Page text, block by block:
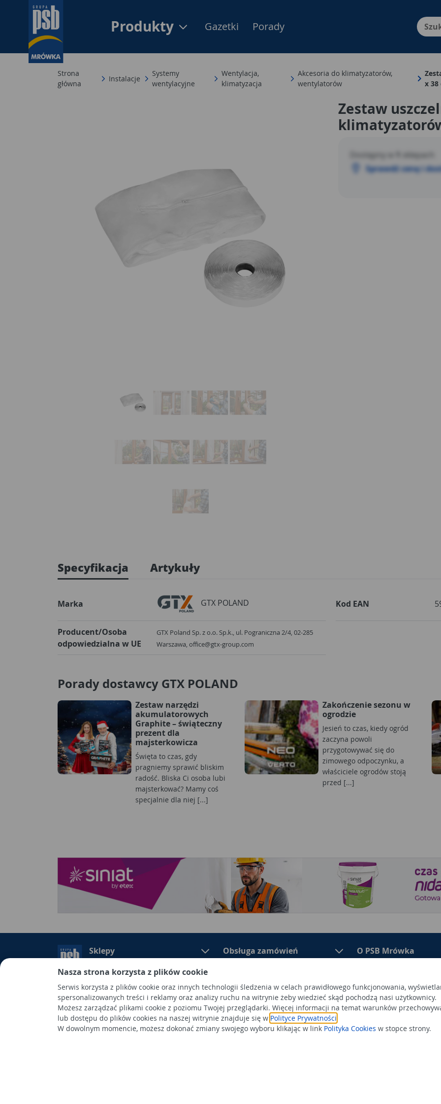
Nasza strona korzysta z plików cookie
Serwis korzysta z plików cookie oraz innych technologii śledzenia w celach prawidłowego funkcjonowania,
spersonalizowanych treści i reklamy oraz analizy ruchu na witrynie żeby wiedzieć skąd pochodzą nasi użytkownicy.
Możesz zarządzać plikami cookie z poziomu Twojej przeglądarki. Więcej informacji na temat warunków
lub dostępu do plików cookies na naszej witrynie znajduje się w Polityce Prywatności
W dowolnym momencie, możesz dokonać zmiany swojego wyboru klikając w link Polityka Cookies w stopce strony.
Produkty Menu Produktów,
Gazetki Porady
Strona
główna
Instalacje
Systemy
wentylacyjne
Wentylacja,
klimatyzacja
Akcesoria do klimatyzatorów,
wentylatorów
x 38
Zestaw
Dostępny w
sklepach
Sprawdź cenę i
Specyfikacja Artykuły
Marka GTX POLAND
Producent/Osoba
odpowiedzialna w UE
GTX Poland Sp. z o.o. Sp.k., ul. Pograniczna 2/4, 02-285
Warszawa, office@gtx-group.com
Kod EAN
Porady dostawcy GTX POLAND
Zestaw narzędzi
akumulatorowych
Graphite – świąteczny
prezent dla
majsterkowicza
Święta to czas, gdy
pragniemy sprawić bliskim
radość. Bliska Ci osoba lubi
majsterkować? Mamy coś
specjalnie dla niej [...]
Zakończenie sezonu w
ogrodzie
Jesień to czas, kiedy ogród
zaczyna powoli
przygotowywać się do
zimowego odpoczynku, a
właściciele ogrodów stoją
przed [...]
Sklepy Obsługa zamówień O PSB Mrówka
Grupa PSB Handel S.A.
Grupa PSB Handel S.A., siedziba: Wełecz 142, 28-100 Busko-Zdrój
wpisana do Rejestru Przedsiębiorców prowadzonego przez Sąd Rejonowy w
PSB Mrówka to polska sieć
asortymencie PSB Mrówka
także artykuły związane z